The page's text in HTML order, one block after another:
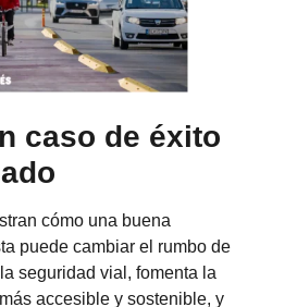
caso de éxito
cómo una buena
puede cambiar el rumbo de
seguridad vial, fomenta la
accesible y sostenible, y